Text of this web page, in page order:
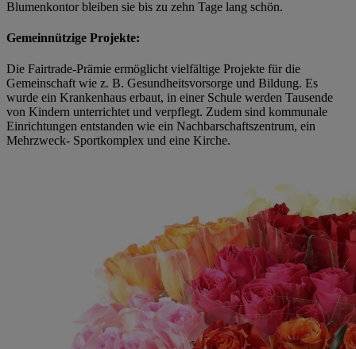
Blumenkontor bleiben sie bis zu zehn Tage lang schön.
Gemeinnützige Projekte:
Die Fairtrade-Prämie ermöglicht vielfältige Projekte für die
Gemeinschaft wie z. B. Gesundheitsvorsorge und Bildung. Es
wurde ein Krankenhaus erbaut, in einer Schule werden Tausende
von Kindern unterrichtet und verpflegt. Zudem sind kommunale
Einrichtungen entstanden wie ein Nachbarschaftszentrum, ein
Mehrzweck- Sportkomplex und eine Kirche.